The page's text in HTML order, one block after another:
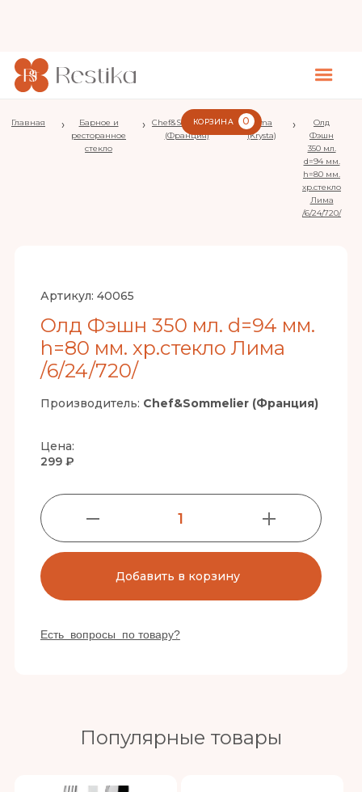
КОРЗИНА 0
Главная ›
Барное и
ресторанное
стекло
›
Chef&Sommelier
(Франция)
›
Lima
(Krysta)
›
Олд
Фэшн
350 мл.
d=94 мм.
h=80 мм.
хр.стекло
Лима
/6/24/720/
Артикул: 40065
Олд Фэшн 350 мл. d=94 мм.
h=80 мм. хр.стекло Лима
/6/24/720/
Производитель: Chef&Sommelier (Франция)
Цена:
299 ₽
1
Добавить в корзину
Есть вопросы по товару?
Популярные товары